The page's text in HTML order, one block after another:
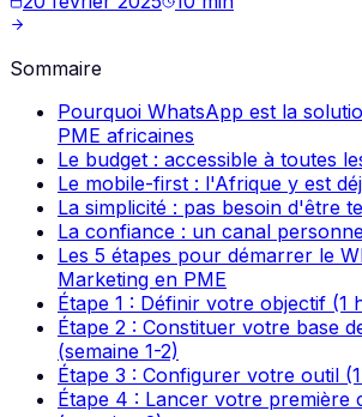
Sommaire
Pourquoi WhatsApp est la
PME africaines
Le budget : accessible à toutes
Le mobile-first : l'Afrique y est
La simplicité : pas besoin d'être
La confiance : un canal
Les 5 étapes pour démarrer le
Marketing en PME
Étape 1 : Définir votre objectif (1
Étape 2 : Constituer votre base
(semaine 1-2)
Étape 3 : Configurer votre outil
Étape 4 : Lancer votre première